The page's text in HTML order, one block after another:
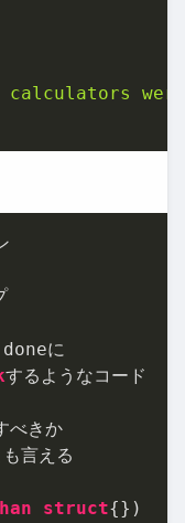
calculators
doneに
するようなコード
べきか
言える
struct